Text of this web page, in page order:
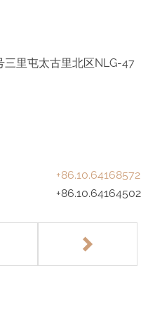
三里屯太古里北区NLG-47
+86.10.64168572
+86.10.64164502